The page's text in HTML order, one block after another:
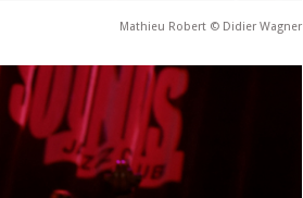
Mathieu Robert © Didier Wagner